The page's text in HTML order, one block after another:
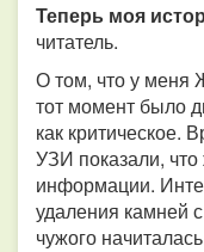
Теперь моя
читатель.
О том, что у меня
тот момент было
как критическое.
УЗИ показали,
информации.
удаления камней
чужого